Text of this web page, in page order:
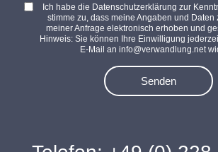
Ich habe die Datenschutzerklärung zur
stimme zu, dass meine Angaben und Daten
meiner Anfrage elektronisch erhoben und
Hinweis: Sie können Ihre Einwilligung
E-Mail an info@verwandlung.net
Senden